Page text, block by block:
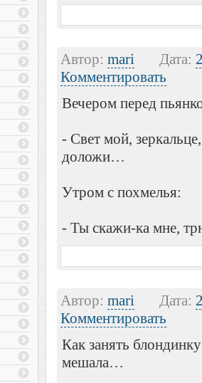
Автор: mari Дата:
Комментировать
Вечером перед
- Свет мой,
доложи…
Утром с похмелья:
- Ты скажи-ка мне,
Автор: mari Дата:
Комментировать
Как занять
мешала…